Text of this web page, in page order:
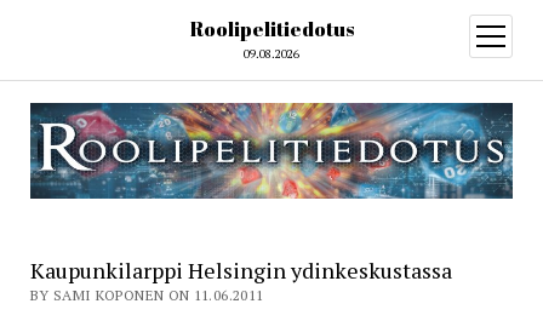
Roolipelitiedotus
09.08.2026
open
menu
Kaupunkilarppi Helsingin ydinkeskustassa
BY SAMI KOPONEN ON 11.06.2011